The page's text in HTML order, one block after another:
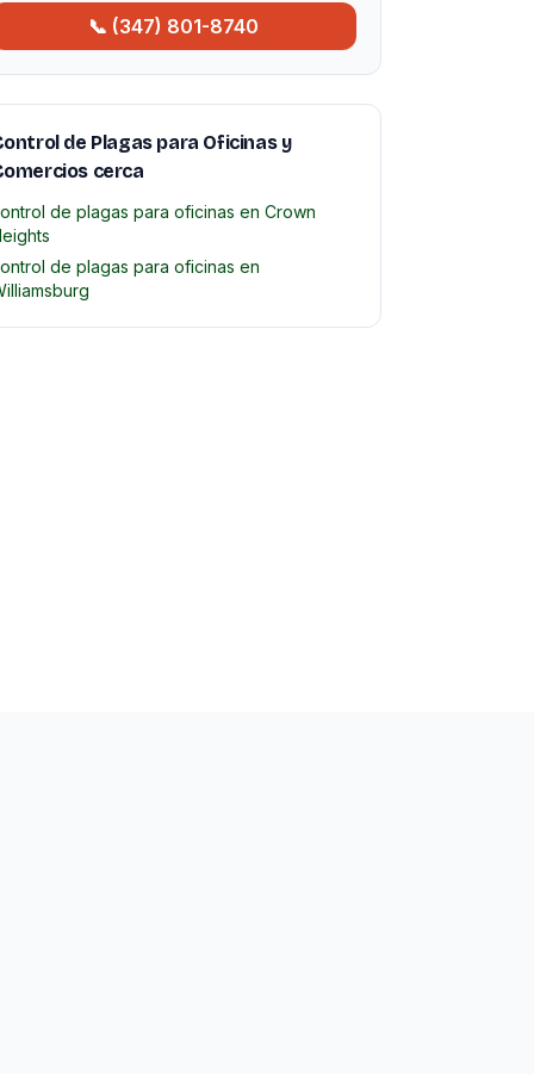
📞 (347) 801-8740
de Plagas para Oficinas y
cerca
de plagas para oficinas en Crown
de plagas para oficinas en